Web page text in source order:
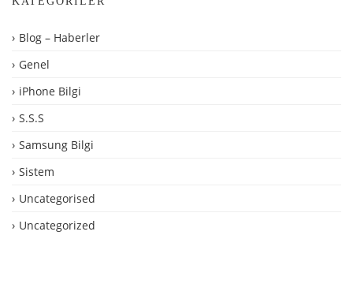
Blog – Haberler
Genel
iPhone Bilgi
S.S.S
Samsung Bilgi
Sistem
Uncategorised
Uncategorized